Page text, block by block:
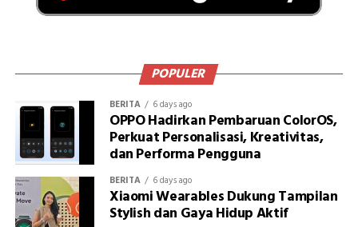
POPULER
BERITA 6 days ago
OPPO Hadirkan Pembaruan ColorOS,
Perkuat Personalisasi, Kreativitas,
dan Performa Pengguna
BERITA 6 days ago
Xiaomi Wearables Dukung Tampilan
Stylish dan Gaya Hidup Aktif